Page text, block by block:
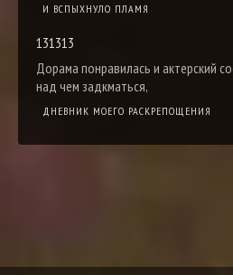
И ВСПЫХНУЛО ПЛАМЯ
131313
Дорама понравилась и актерский
над чем задкматься,
ДНЕВНИК МОЕГО РАСКРЕПОЩЕНИЯ